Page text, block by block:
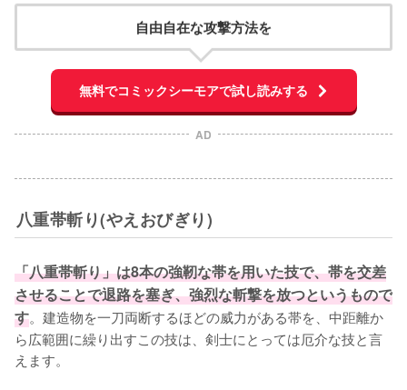
自由自在な攻撃方法を
無料でコミックシーモアで試し読みする
AD
八重帯斬り(やえおびぎり)
「八重帯斬り」は8本の強靭な帯を用いた技で、帯を交差
させることで退路を塞ぎ、強烈な斬撃を放つというもので
す。建造物を一刀両断するほどの威力がある帯を、中距離か
ら広範囲に繰り出すこの技は、剣士にとっては厄介な技と言
えます。